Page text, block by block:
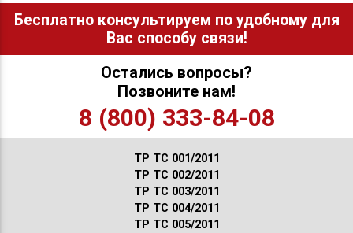
Бесплатно консультируем по удобному для
Вас способу связи!
Остались вопросы?
Позвоните нам!
8 (800) 333-84-08
ТР ТС 001/2011
ТР ТС 002/2011
ТР ТС 003/2011
ТР ТС 004/2011
ТР ТС 005/2011